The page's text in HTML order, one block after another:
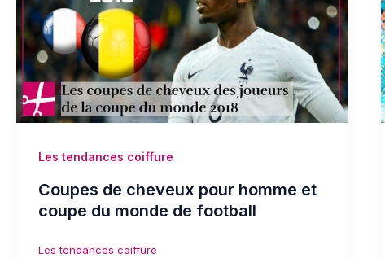
Les tendances coiffure
Coupes de cheveux pour homme et
coupe du monde de football
Les tendances coiffure